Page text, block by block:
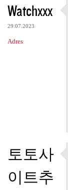
Watchxxx
29.07.2023
Adres
토토사
이트추